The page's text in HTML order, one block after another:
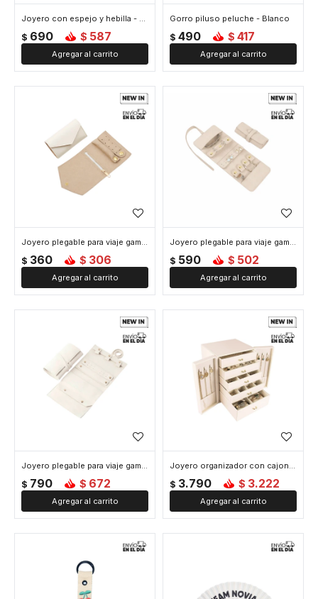
Joyero con espejo y hebilla - Chico 15x10x5cm - Blanco
$ 690 $ 587
Gorro piluso peluche - Blanco
$ 490 $ 417
Joyero plegable para viaje gamuza - 10 x 18 cm - Blanco
$ 360 $ 306
Joyero plegable para viaje gamuza - 10 x 24 cm - Blanco
$ 590 $ 502
Joyero plegable para viaje gamuza grande - 17 x 34 cm - Blanco
$ 790 $ 672
Joyero organizador con cajones y puertitas - 21x17x24cm - Blanco
$ 3.790 $ 3.222